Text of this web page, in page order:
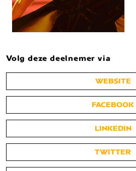
Volg deze deelnemer via
WEBSITE
FACEBOOK
LINKEDIN
TWITTER